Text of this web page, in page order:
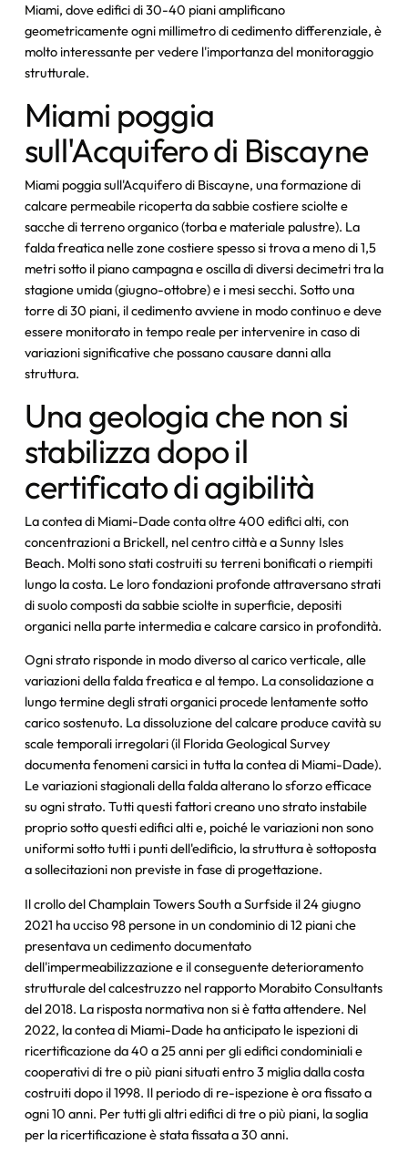
Miami, dove edifici di 30-40 piani amplificano
geometricamente ogni millimetro di cedimento differenziale, è
molto interessante per vedere l'importanza del monitoraggio
strutturale.
Miami poggia
sull'Acquifero di Biscayne
Miami poggia sull'Acquifero di Biscayne, una formazione di
calcare permeabile ricoperta da sabbie costiere sciolte e
sacche di terreno organico (torba e materiale palustre). La
falda freatica nelle zone costiere spesso si trova a meno di 1,5
metri sotto il piano campagna e oscilla di diversi decimetri tra la
stagione umida (giugno-ottobre) e i mesi secchi. Sotto una
torre di 30 piani, il cedimento avviene in modo continuo e deve
essere monitorato in tempo reale per intervenire in caso di
variazioni significative che possano causare danni alla
struttura.
Una geologia che non si
stabilizza dopo il
certificato di agibilità
La contea di Miami-Dade conta oltre 400 edifici alti, con
concentrazioni a Brickell, nel centro città e a Sunny Isles
Beach. Molti sono stati costruiti su terreni bonificati o riempiti
lungo la costa. Le loro fondazioni profonde attraversano strati
di suolo composti da sabbie sciolte in superficie, depositi
organici nella parte intermedia e calcare carsico in profondità.
Ogni strato risponde in modo diverso al carico verticale, alle
variazioni della falda freatica e al tempo. La consolidazione a
lungo termine degli strati organici procede lentamente sotto
carico sostenuto. La dissoluzione del calcare produce cavità su
scale temporali irregolari (il Florida Geological Survey
documenta fenomeni carsici in tutta la contea di Miami-Dade).
Le variazioni stagionali della falda alterano lo sforzo efficace
su ogni strato. Tutti questi fattori creano uno strato instabile
proprio sotto questi edifici alti e, poiché le variazioni non sono
uniformi sotto tutti i punti dell'edificio, la struttura è sottoposta
a sollecitazioni non previste in fase di progettazione.
Il crollo del Champlain Towers South a Surfside il 24 giugno
2021 ha ucciso 98 persone in un condominio di 12 piani che
presentava un cedimento documentato
dell'impermeabilizzazione e il conseguente deterioramento
strutturale del calcestruzzo nel rapporto Morabito Consultants
del 2018. La risposta normativa non si è fatta attendere. Nel
2022, la contea di Miami-Dade ha anticipato le ispezioni di
ricertificazione da 40 a 25 anni per gli edifici condominiali e
cooperativi di tre o più piani situati entro 3 miglia dalla costa
costruiti dopo il 1998. Il periodo di re-ispezione è ora fissato a
ogni 10 anni. Per tutti gli altri edifici di tre o più piani, la soglia
per la ricertificazione è stata fissata a 30 anni.